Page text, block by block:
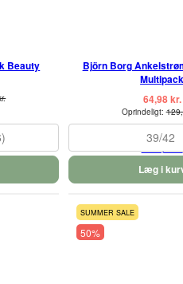
Beauty
Björn Borg
Multipack
64,98 kr.
Oprindeligt:
39/42
Læg i
SUMMER SALE
50%